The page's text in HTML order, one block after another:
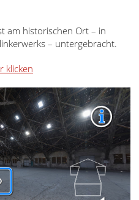
am historischen Ort – in
– untergebracht.
klicken